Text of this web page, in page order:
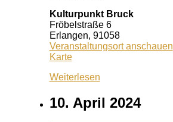
Kulturpunkt Bruck
Fröbelstraße 6
Erlangen, 91058
Veranstaltungsort anschauen
KarteKulturpunkt
Weiterlesen
10. April 2024